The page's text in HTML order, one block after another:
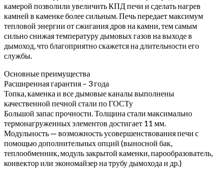
камерой позволили увеличить КПД печи и сделать нагрев
камней в каменке более сильным. Печь передает максимум
тепловой энергии от сжигания дров на камни, тем самым
сильно снижая температуру дымовых газов на выходе в
дымоход, что благоприятно скажется на длительности его
службы.
Основные преимущества
Расширенная гарантия – 3 года
Топка, каменка и все дымовые каналы выполнены
качественной печной стали по ГОСТу
Большой запас прочности. Толщина стали максимально
термонагруженных элементов достигает 11 мм.
Модульность — возможность усовершенствования печи с
помощью дополнительных опций (выносной бак,
теплообменник, модуль закрытой каменки, парообразователь,
конвектор или экономайзер на трубу дымохода и др.)